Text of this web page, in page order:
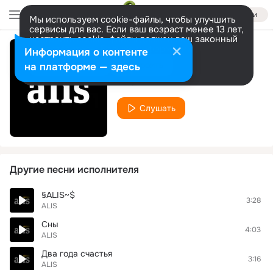
Войти
Мы используем cookie-файлы, чтобы улучшить
сервисы для вас. Если ваш возраст менее 13 лет,
настроить cookie-файлы должен ваш законный
представитель. Больше информации
Разрешить все Настроить
Друг Сашка
ALIS
Слушать
Другие песни исполнителя
§ALIS~$
ALIS
3:28
Сны
ALIS
4:03
Два года счастья
ALIS
3:16
Информация о контенте
на платформе — здесь